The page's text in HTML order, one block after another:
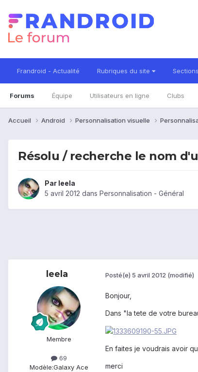
Frandroid - Actualité Rubriques du site
Forums Équipe Utilisateurs en ligne Clubs
Accueil Android Personnalisation visuelle
Résolu / recherche le nom
Par leela
5 avril 2012 dans Personnalisation - Général
leela
Membre
69
Modèle:Galaxy Ace
Posté(e) 5 avril 2012 (modifié)
Bonjour,
Dans "la tete de votre
En faites je voudrais avoir
merci